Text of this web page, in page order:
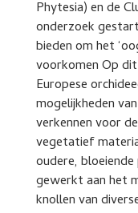
Phytesia) en de
onderzoek
bieden om het
voorkomen Op
Europese
mogelijkheden
verkennen voor
vegetatief
oudere,
gewerkt aan het
knollen van